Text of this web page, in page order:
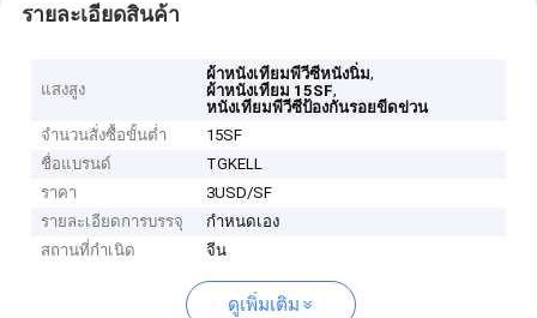
รายละเอียดสินค้า
แสงสูง
ผ้าหนังเทียมพีวีซีหนังนิ่ม,
ผ้าหนังเทียม 15SF,
หนังเทียมพีวีซีป้องกันรอยขีดข่วน
จำนวนสั่งซื้อขั้นต่ำ
15SF
ชื่อแบรนด์
TGKELL
ราคา
3USD/SF
รายละเอียดการบรรจุ
กำหนดเอง
สถานที่กำเนิด
จีน
ดูเพิ่มเติม